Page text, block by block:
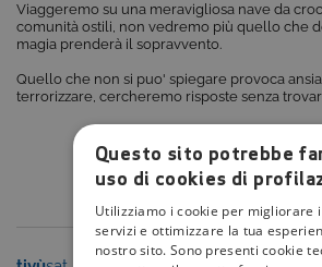
Viaggeremo su una meravigliosa nave da
comunità ostili, non vedremo più quello che
magia prenderà il sopravvento.
Quello che non si puo' spiegare provoca
terrorizzare, cercheremo risposte senza
Questo sito potrebbe
uso di cookies di
Utilizziamo i cookie per migliorare
servizi e ottimizzare la tua
nostro sito. Sono presenti cookie